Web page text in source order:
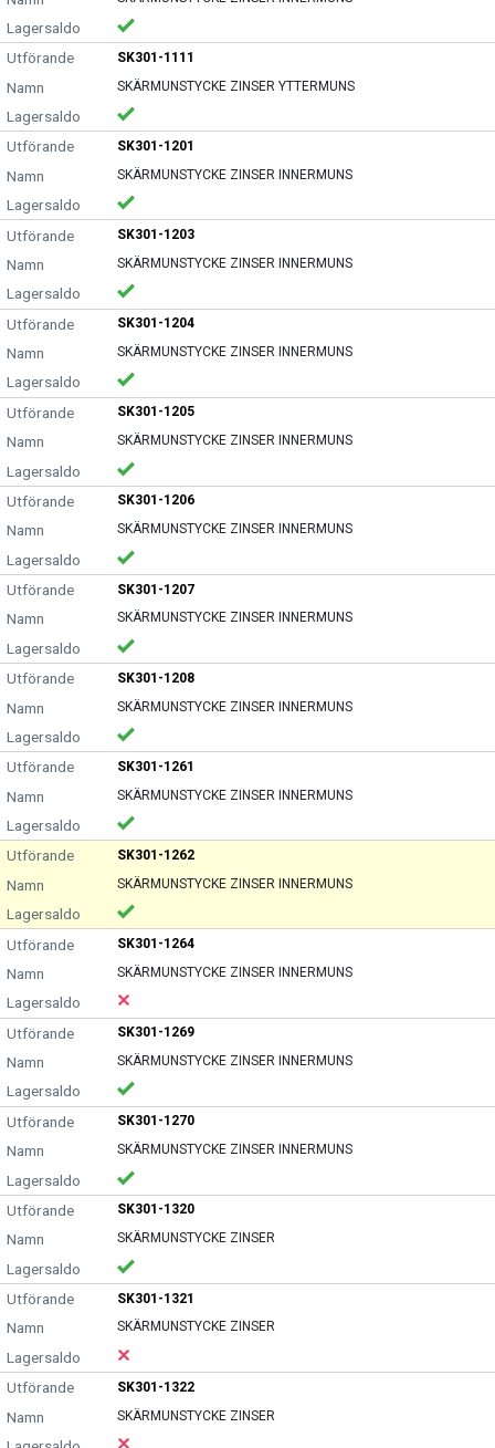
SK301-1111
SKÄRMUNSTYCKE ZINSER YTTERMUNS
SK301-1201
SKÄRMUNSTYCKE ZINSER INNERMUNS
SK301-1203
SKÄRMUNSTYCKE ZINSER INNERMUNS
SK301-1204
SKÄRMUNSTYCKE ZINSER INNERMUNS
SK301-1205
SKÄRMUNSTYCKE ZINSER INNERMUNS
SK301-1206
SKÄRMUNSTYCKE ZINSER INNERMUNS
SK301-1207
SKÄRMUNSTYCKE ZINSER INNERMUNS
SK301-1208
SKÄRMUNSTYCKE ZINSER INNERMUNS
SK301-1261
SKÄRMUNSTYCKE ZINSER INNERMUNS
SK301-1262
SKÄRMUNSTYCKE ZINSER INNERMUNS
SK301-1264
SKÄRMUNSTYCKE ZINSER INNERMUNS
SK301-1269
SKÄRMUNSTYCKE ZINSER INNERMUNS
SK301-1270
SKÄRMUNSTYCKE ZINSER INNERMUNS
SK301-1320
SKÄRMUNSTYCKE ZINSER
SK301-1321
SKÄRMUNSTYCKE ZINSER
SK301-1322
SKÄRMUNSTYCKE ZINSER